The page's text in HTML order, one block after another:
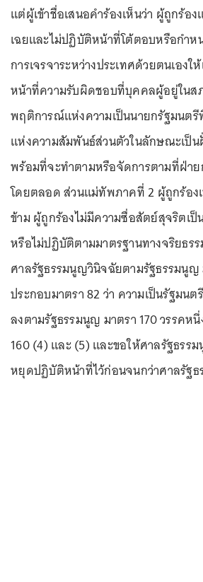
แต่ผู้เข้าชื่อเสนอคำร้องเห็นว่า ผู้ถูกร้อ
เฉยและไม่ปฏิบัติหน้าที่โต้ตอบหรือกำห
การเจรจาระหว่างประเทศด้วยตนเอง
หน้าที่ความรับผิดชอบที่บุคคลผู้อยู่ในส
พฤติการณ์แห่งความเป็นนายกรัฐมนตรี
แห่งความสัมพันธ์ส่วนตัวในลักษณะเป็
พร้อมที่จะทำตามหรือจัดการตามที่ฝ่า
โดยตลอด ส่วนแม่ทัพภาคที่ 2 ผู้ถูกร้อง
ข้าม ผู้ถูกร้องไม่มีความซื่อสัตย์สุจริตเ
หรือไม่ปฏิบัติตามมาตรฐานทางจริยธร
ศาลรัฐธรรมนูญวินิจฉัยตามรัฐธรรมนูญ
ประกอบมาตรา 82 ว่า ความเป็นรัฐมน
ลงตามรัฐธรรมนูญ มาตรา 170 วรรคห
160 (4) และ (5) และขอให้ศาลรัฐธรร
หยุดปฏิบัติหน้าที่ไว้ก่อนจนกว่าศาลรัฐ